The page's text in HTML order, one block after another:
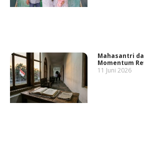
Mahasantri
Momentum
11 Juni 2026